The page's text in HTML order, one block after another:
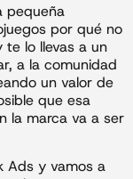
pequeña
por qué no
lo llevas a un
a la comunidad
un valor de
que esa
la marca va a ser
Ads y vamos a